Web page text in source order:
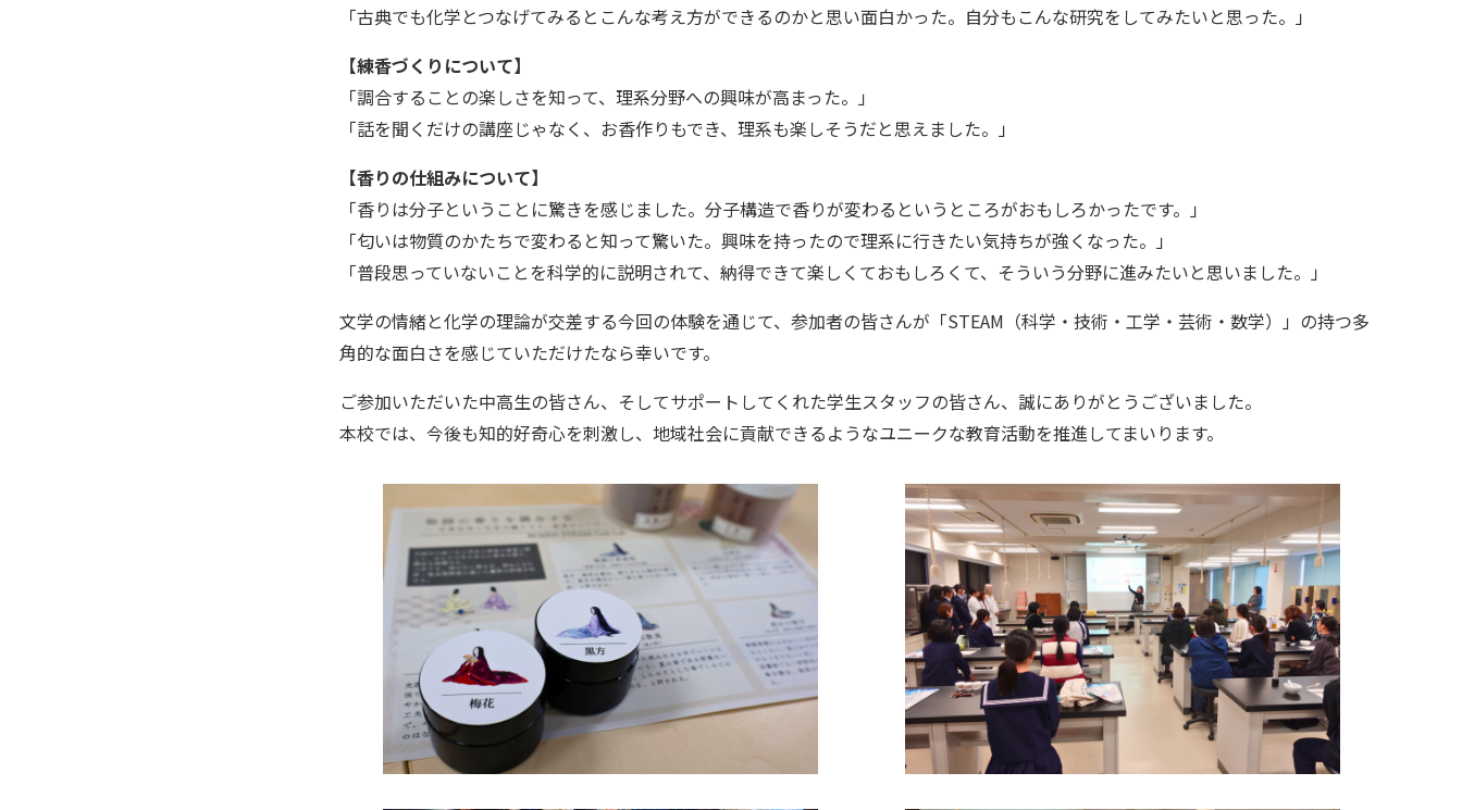
「古典でも化学とつなげてみるとこんな考え方ができるのかと思い面白かった。自分もこんな研究をしてみたいと思った。」
【練香づくりについて】
「調合することの楽しさを知って、理系分野への興味が高まった。」
「話を聞くだけの講座じゃなく、お香作りもでき、理系も楽しそうだと思えました。」
【香りの仕組みについて】
「香りは分子ということに驚きを感じました。分子構造で香りが変わるというところがおもしろかったです。」
「匂いは物質のかたちで変わると知って驚いた。興味を持ったので理系に行きたい気持ちが強くなった。」
「普段思っていないことを科学的に説明されて、納得できて楽しくておもしろくて、そういう分野に進みたいと思いました。」
文学の情緒と化学の理論が交差する今回の体験を通じて、参加者の皆さんが「STEAM（科学・技術・工学・芸術・数学）」の持つ多
角的な面白さを感じていただけたなら幸いです。
ご参加いただいた中高生の皆さん、そしてサポートしてくれた学生スタッフの皆さん、誠にありがとうございました。
本校では、今後も知的好奇心を刺激し、地域社会に貢献できるようなユニークな教育活動を推進してまいります。